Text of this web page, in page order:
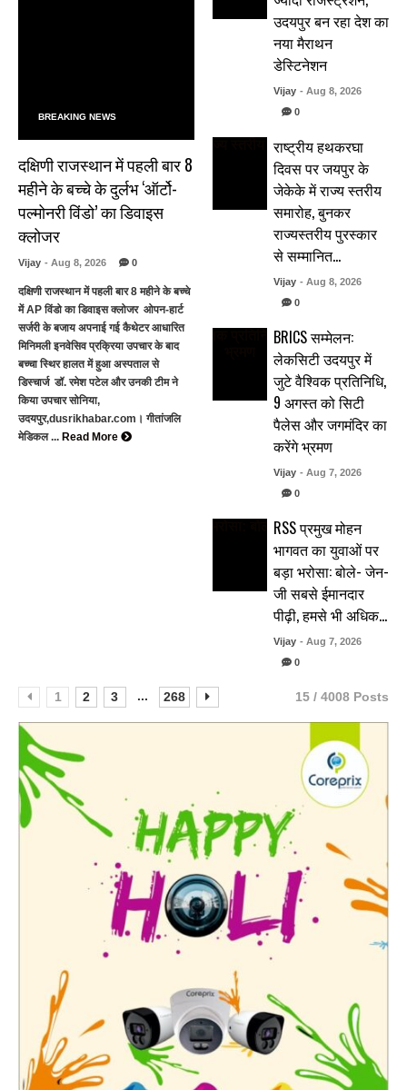
BREAKING NEWS
दक्षिणी राजस्थान में पहली बार 8
महीने के बच्चे के दुर्लभ ‘ऑर्टो-
पल्मोनरी विंडो’ का डिवाइस
क्लोजर
Vijay - Aug 8, 2026 0
दक्षिणी राजस्थान में पहली बार 8 महीने के बच्चे
में AP विंडो का डिवाइस क्लोजर ओपन-हार्ट
सर्जरी के बजाय अपनाई गई कैथेटर आधारित
मिनिमली इनवेसिव प्रक्रिया उपचार के बाद
बच्चा स्थिर हालत में हुआ अस्पताल से
डिस्चार्ज डॉ. रमेश पटेल और उनकी टीम ने
किया उपचार सोनिया,
उदयपुर,dusrikhabar.com। गीतांजलि
मेडिकल ... Read More
उदयपुर बन रहा देश का
नया मैराथन
डेस्टिनेशन
Vijay - Aug 8, 2026
0
राष्ट्रीय हथकरघा
दिवस पर जयपुर के
जेकेके में राज्य स्तरीय
समारोह, बुनकर
राज्यस्तरीय पुरस्कार
से सम्मानित…
Vijay - Aug 8, 2026
0
BRICS सम्मेलन:
लेकसिटी उदयपुर में
जुटे वैश्विक प्रतिनिधि,
9 अगस्त को सिटी
पैलेस और जगमंदिर का
करेंगे भ्रमण
Vijay - Aug 7, 2026
0
RSS प्रमुख मोहन
भागवत का युवाओं पर
बड़ा भरोसा: बोले- जेन-
जी सबसे ईमानदार
पीढ़ी, हमसे भी अधिक…
Vijay - Aug 7, 2026
0
1 2 3 ... 268 15 / 4008 Posts